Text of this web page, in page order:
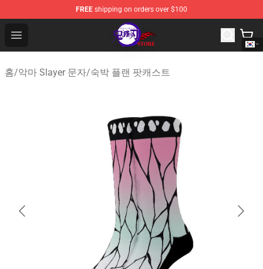
FREE shipping on orders over $100
Open menu
Kimetsu no Yaiba Store - Official Kimetsu no Yaiba
홈/악마 Slayer 문자/숙박 플랜 팟캐스트